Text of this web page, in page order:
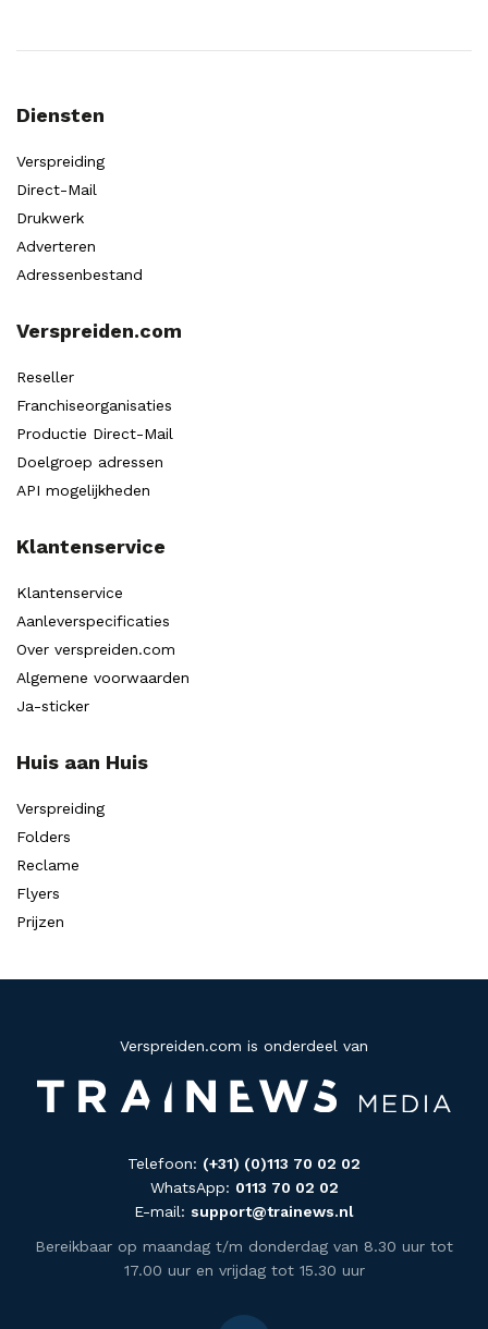
Diensten
Verspreiding
Direct-Mail
Drukwerk
Adverteren
Adressenbestand
Verspreiden.com
Reseller
Franchiseorganisaties
Productie Direct-Mail
Doelgroep adressen
API mogelijkheden
Klantenservice
Klantenservice
Aanleverspecificaties
Over verspreiden.com
Algemene voorwaarden
Ja-sticker
Huis aan Huis
Verspreiding
Folders
Reclame
Flyers
Prijzen
Verspreiden.com is onderdeel van
Telefoon: (+31) (0)113 70 02 02
WhatsApp: 0113 70 02 02
E-mail: support@trainews.nl
Bereikbaar op maandag t/m donderdag van 8.30 uur tot
17.00 uur en vrijdag tot 15.30 uur